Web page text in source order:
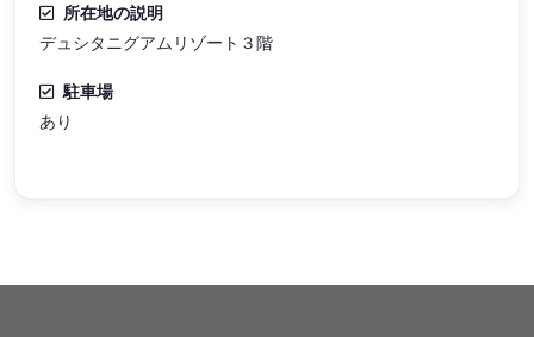
所在地の説明
デュシタニグアムリゾート３階
駐車場
あり